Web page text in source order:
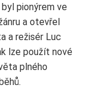
pionýrem ve
a otevřel
a režisér Luc
lze použít nové
plného